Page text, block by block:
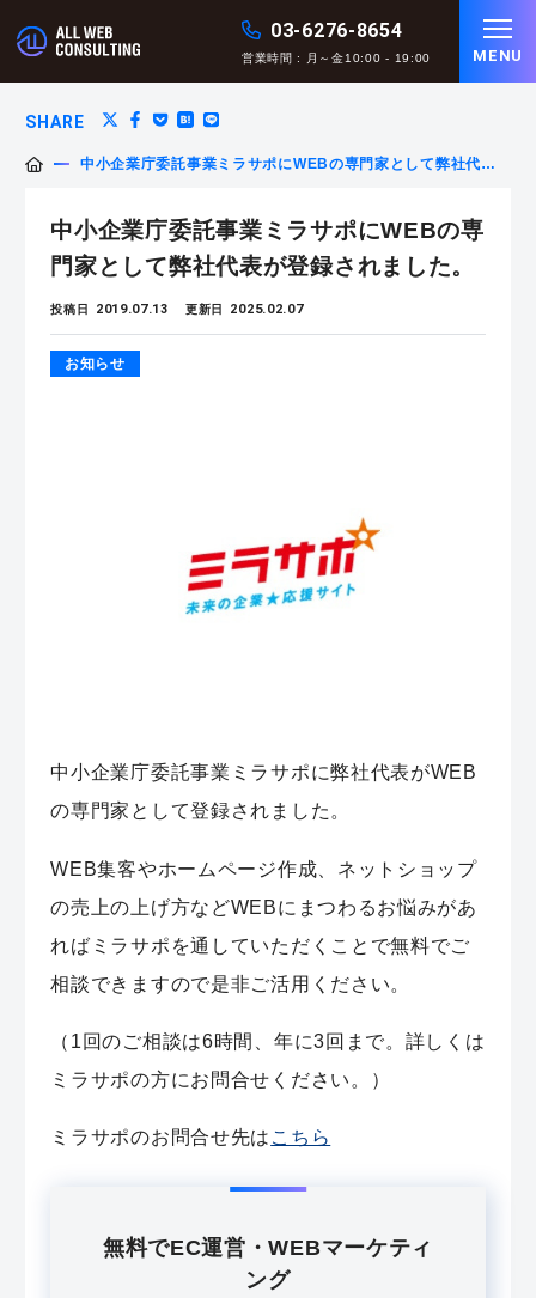
03-6276-8654
営業時間 : 月～金10:00 - 19:00 MENU
SHARE
中小企業庁委託事業ミラサポにWEBの専門家として弊社代表
中小企業庁委託事業ミラサポにWEBの専
門家として弊社代表が登録されました。
投稿日 2019.07.13 更新日 2025.02.07
お知らせ
中小企業庁委託事業ミラサポに弊社代表がWEB
の専門家として登録されました。
WEB集客やホームページ作成、ネットショップ
の売上の上げ方などWEBにまつわるお悩みがあ
ればミラサポを通していただくことで無料でご
相談できますので是非ご活用ください。
（1回のご相談は6時間、年に3回まで。詳しくは
ミラサポの方にお問合せください。）
ミラサポのお問合せ先は こちら
無料でEC運営・WEBマーケティ
ング